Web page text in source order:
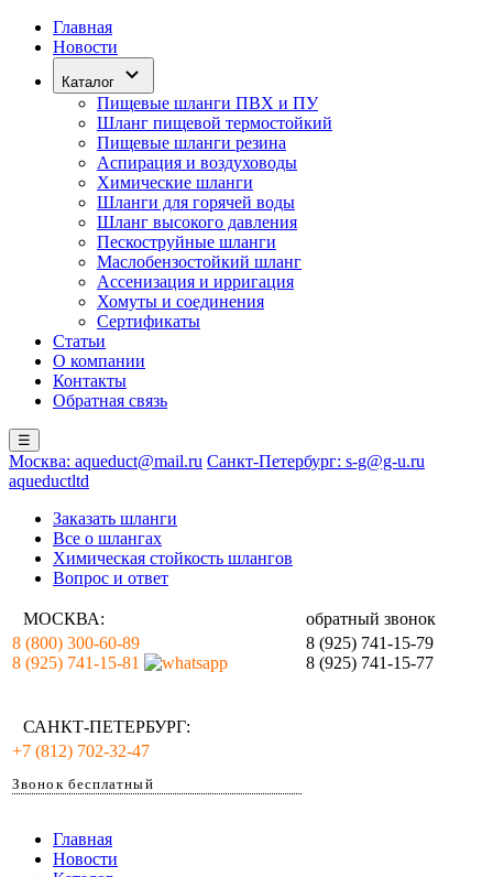
Главная
Новости
Каталог
Пищевые шланги ПВХ и ПУ
Шланг пищевой термостойкий
Пищевые шланги резина
Аспирация и воздуховоды
Химические шланги
Шланги для горячей воды
Шланг высокого давления
Пескоструйные шланги
Маслобензостойкий шланг
Ассенизация и ирригация
Хомуты и соединения
Сертификаты
Статьи
О компании
Контакты
Обратная связь
☰
Москва: aqueduct@mail.ru Санкт-Петербург: s-g@g-u.ru
aqueductltd
Заказать шланги
Все о шлангах
Химическая стойкость шлангов
Вопрос и ответ
МОСКВА:
обратный звонок
8 (800) 300-60-89
8 (925) 741-15-81
8 (925) 741-15-79
8 (925) 741-15-77
САНКТ-ПЕТЕРБУРГ:
+7 (812) 702-32-47
Звонок бесплатный
Главная
Новости